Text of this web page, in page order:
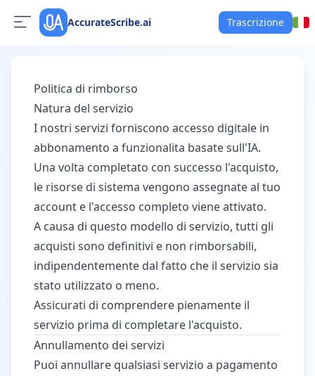
AccurateScribe.ai Trascrizione
Politica di rimborso
Natura del servizio
I nostri servizi forniscono accesso digitale in
abbonamento a funzionalita basate sull'IA.
Una volta completato con successo l'acquisto,
le risorse di sistema vengono assegnate al tuo
account e l'accesso completo viene attivato.
A causa di questo modello di servizio, tutti gli
acquisti sono definitivi e non rimborsabili,
indipendentemente dal fatto che il servizio sia
stato utilizzato o meno.
Assicurati di comprendere pienamente il
servizio prima di completare l'acquisto.
Annullamento dei servizi
Puoi annullare qualsiasi servizio a pagamento